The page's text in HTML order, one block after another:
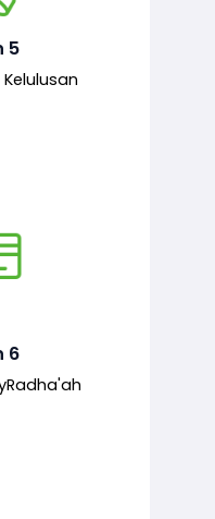
5
semuanya
6
kad
dijana.